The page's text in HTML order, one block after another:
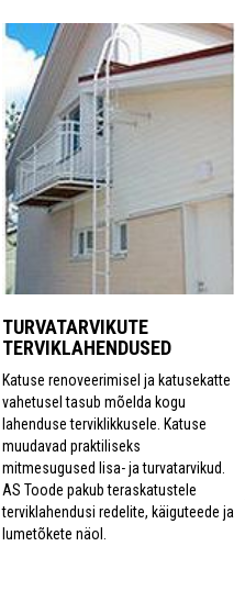
TURVATARVIKUTE
TERVIKLAHENDUSED
Katuse renoveerimisel ja katusekatte
vahetusel tasub mõelda kogu
lahenduse terviklikkusele. Katuse
muudavad praktiliseks
mitmesugused lisa- ja turvatarvikud.
AS Toode pakub teraskatustele
terviklahendusi redelite, käiguteede ja
lumetõkete näol.